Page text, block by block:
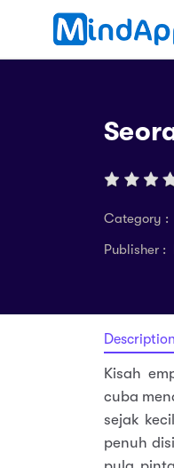
Category :
Publisher :
Description
Kisah
cuba
sejak
penuh